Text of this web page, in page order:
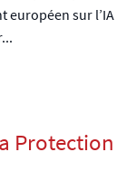
européen sur l’IA
Protection